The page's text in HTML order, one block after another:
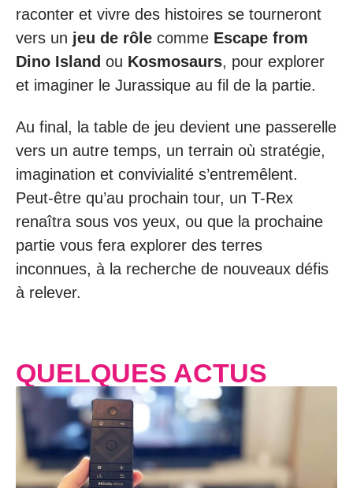
raconter et vivre des histoires se tourneront
vers un jeu de rôle comme Escape from
Dino Island ou Kosmosaurs, pour explorer
et imaginer le Jurassique au fil de la partie.
Au final, la table de jeu devient une passerelle
vers un autre temps, un terrain où stratégie,
imagination et convivialité s’entremêlent.
Peut-être qu’au prochain tour, un T-Rex
renaîtra sous vos yeux, ou que la prochaine
partie vous fera explorer des terres
inconnues, à la recherche de nouveaux défis
à relever.
QUELQUES ACTUS